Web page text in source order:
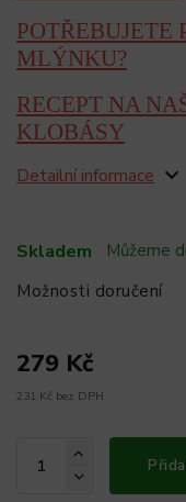
Skladem Můžeme
Možnosti doručení
279 Kč
231 Kč bez DPH
POTŘEBUJETE
MLÝNKU?
RECEPT NA
KLOBÁSY
Detailní informace